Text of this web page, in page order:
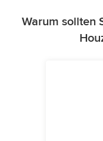
Warum sollten